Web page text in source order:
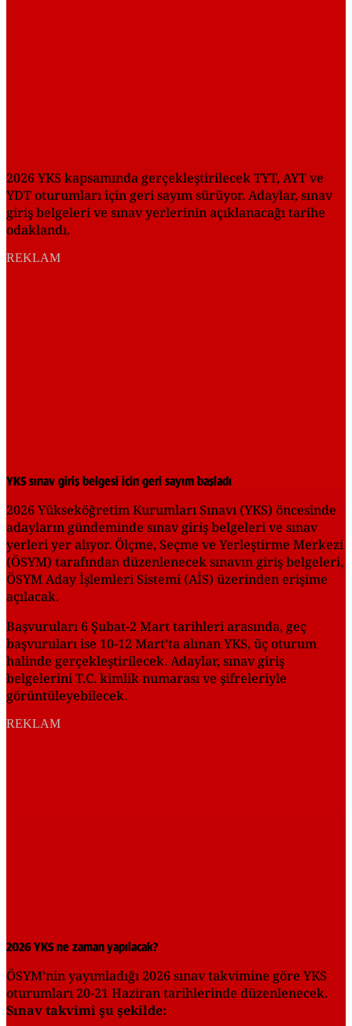
2026 YKS kapsamında gerçekleştirilecek TYT, AYT ve
YDT oturumları için geri sayım sürüyor. Adaylar, sınav
giriş belgeleri ve sınav yerlerinin açıklanacağı tarihe
odaklandı.
REKLAM
YKS sınav giriş belgesi için geri sayım başladı
2026 Yükseköğretim Kurumları Sınavı (YKS) öncesinde
adayların gündeminde sınav giriş belgeleri ve sınav
yerleri yer alıyor. Ölçme, Seçme ve Yerleştirme Merkezi
(ÖSYM) tarafından düzenlenecek sınavın giriş belgeleri,
ÖSYM Aday İşlemleri Sistemi (AİS) üzerinden erişime
açılacak.
Başvuruları 6 Şubat-2 Mart tarihleri arasında, geç
başvuruları ise 10-12 Mart’ta alınan YKS, üç oturum
halinde gerçekleştirilecek. Adaylar, sınav giriş
belgelerini T.C. kimlik numarası ve şifreleriyle
görüntüleyebilecek.
REKLAM
2026 YKS ne zaman yapılacak?
ÖSYM’nin yayımladığı 2026 sınav takvimine göre YKS
oturumları 20-21 Haziran tarihlerinde düzenlenecek.
Sınav takvimi şu şekilde: